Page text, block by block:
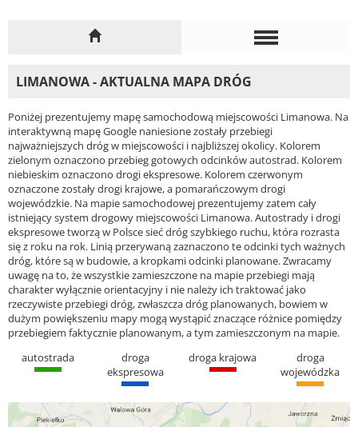
LIMANOWA - AKTUALNA MAPA DRÓG
Poniżej prezentujemy mapę samochodową miejscowości Limanowa. Na
interaktywną mapę Google naniesione zostały przebiegi
najważniejszych dróg w miejscowości i najbliższej okolicy. Kolorem
zielonym oznaczono przebieg gotowych odcinków autostrad. Kolorem
niebieskim oznaczono drogi ekspresowe. Kolorem czerwonym
oznaczone zostały drogi krajowe, a pomarańczowym drogi
wojewódzkie. Na mapie samochodowej prezentujemy zatem cały
istniejący system drogowy miejscowości Limanowa. Autostrady i drogi
ekspresowe tworzą w Polsce sieć dróg szybkiego ruchu, która rozrasta
się z roku na rok. Linią przerywaną zaznaczono te odcinki tych ważnych
dróg, które są w budowie, a kropkami odcinki planowane. Zwracamy
uwagę na to, że wszystkie zamieszczone na mapie przebiegi mają
charakter wyłącznie orientacyjny i nie należy ich traktować jako
rzeczywiste przebiegi dróg, zwłaszcza dróg planowanych, bowiem w
dużym powiększeniu mapy mogą wystąpić znaczące różnice pomiędzy
przebiegiem faktycznie planowanym, a tym zamieszczonym na mapie.
autostrada
droga
ekspresowa
droga krajowa
droga
wojewódzka